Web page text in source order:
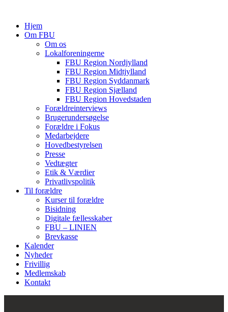
Hjem
Om FBU
Om os
Lokalforeningerne
FBU Region Nordjylland
FBU Region Midtjylland
FBU Region Syddanmark
FBU Region Sjælland
FBU Region Hovedstaden
Forældreinterviews
Brugerundersøgelse
Forældre i Fokus
Medarbejdere
Hovedbestyrelsen
Presse
Vedtægter
Etik & Værdier
Privatlivspolitik
Til forældre
Kurser til forældre
Bisidning
Digitale fællesskaber
FBU – LINIEN
Brevkasse
Kalender
Nyheder
Frivillig
Medlemskab
Kontakt